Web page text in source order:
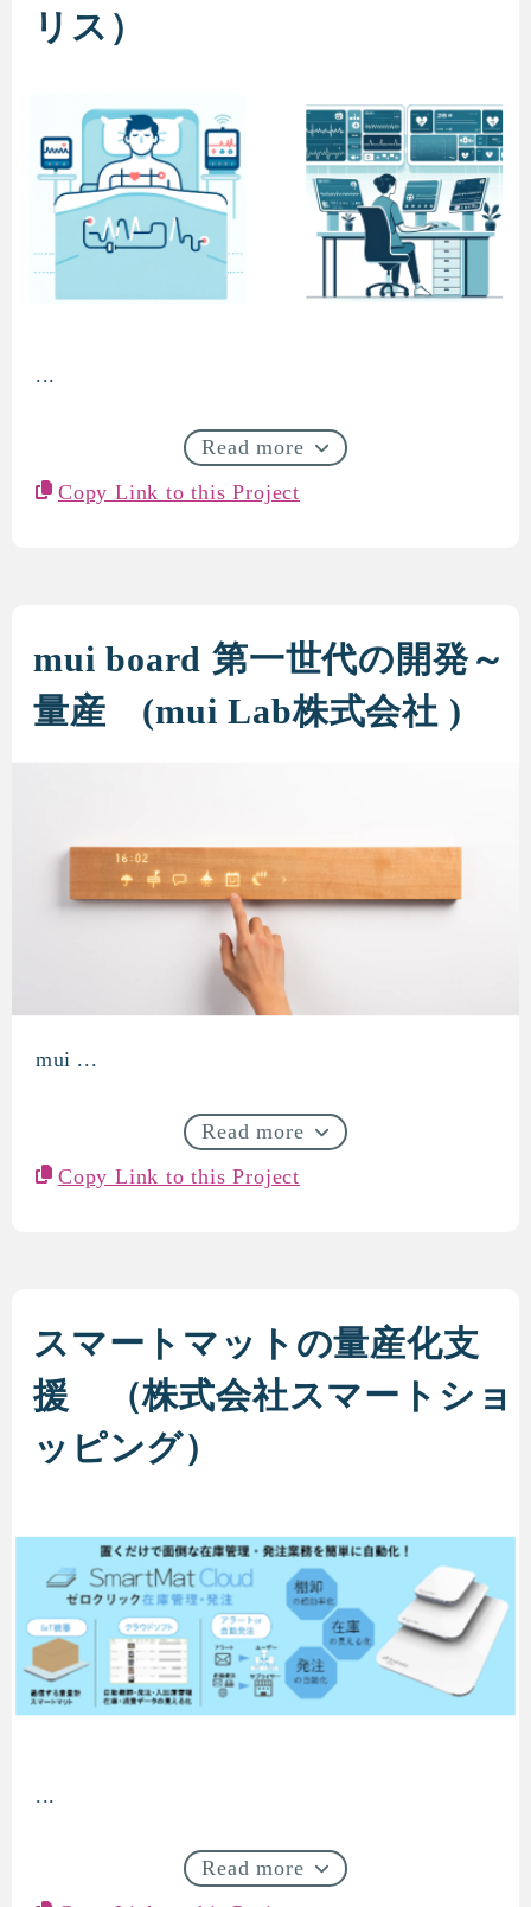
リス）
呼吸器センサーを用いた見
...
Read more
Copy Link to this Project
mui board 第一世代の開発～
量産 (mui Lab株式会社 )
mui board 第一世代の開発
mui ...
Read more
Copy Link to this Project
スマートマットの量産化支
援 （株式会社スマートショ
ッピング）
スマートマットの量産化支
...
Read more